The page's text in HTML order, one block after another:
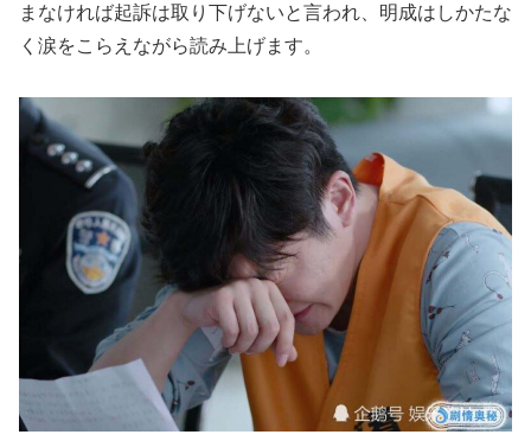
まなければ起訴は取り下げないと言われ、明成はしかたな
く涙をこらえながら読み上げます。